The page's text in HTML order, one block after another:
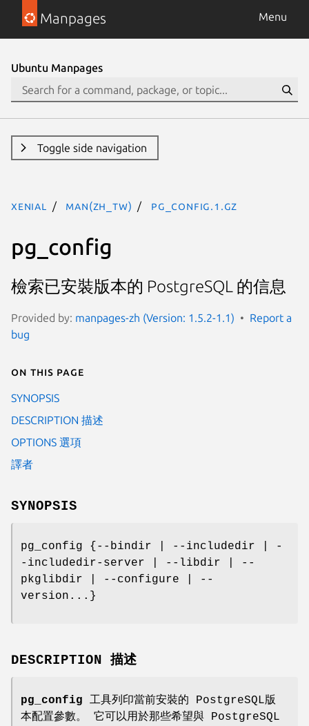
Manpages Menu
Ubuntu Manpages
Toggle side navigation
xenial man(zh_TW) pg_config.1.gz
pg_config
檢索已安裝版本的 PostgreSQL 的信息
Provided by: manpages-zh (Version: 1.5.2-1.1)
Report a
bug
On this page
SYNOPSIS
DESCRIPTION 描述
OPTIONS 選項
譯者
SYNOPSIS
pg_config {--bindir | --includedir | -
-includedir-server | --libdir | --
pkglibdir | --configure | --
version...}
DESCRIPTION 描述
pg_config 工具列印當前安裝的 PostgreSQL版
本配置參數。 它可以用於那些希望與 PostgreSQL